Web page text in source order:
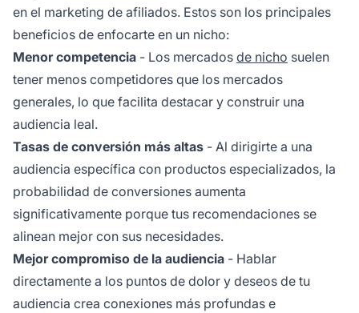
en el marketing de afiliados. Estos son los principales
beneficios de enfocarte en un nicho:
Menor competencia - Los mercados de nicho suelen
tener menos competidores que los mercados
generales, lo que facilita destacar y construir una
audiencia leal.
Tasas de conversión más altas - Al dirigirte a una
audiencia específica con productos especializados, la
probabilidad de conversiones aumenta
significativamente porque tus recomendaciones se
alinean mejor con sus necesidades.
Mejor compromiso de la audiencia - Hablar
directamente a los puntos de dolor y deseos de tu
audiencia crea conexiones más profundas e